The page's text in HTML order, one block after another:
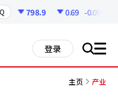
798.9 0.69 -0.09%
登录 搜 all
主页 产业